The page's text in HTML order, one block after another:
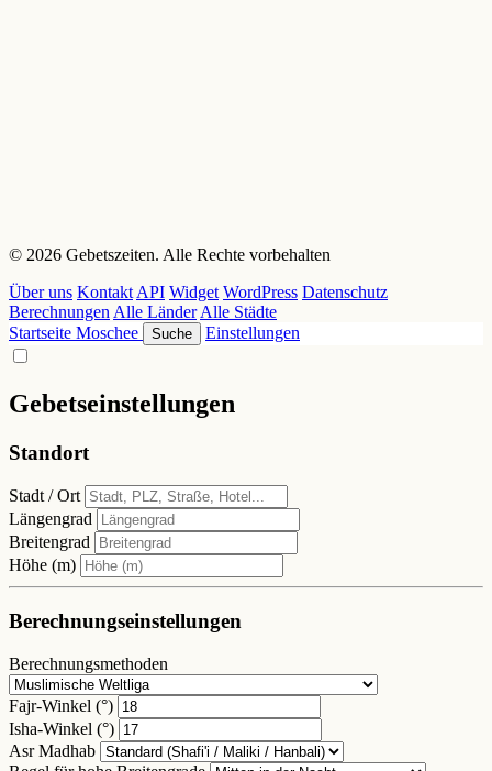
© 2026 Gebetszeiten. Alle Rechte vorbehalten
Über uns Kontakt API Widget WordPress Datenschutz
Berechnungen Alle Länder Alle Städte
Startseite Moschee Suche Einstellungen
Gebetseinstellungen
Standort
Stadt / Ort
Längengrad
Breitengrad
Höhe (m)
Berechnungseinstellungen
Berechnungsmethoden
Fajr-Winkel (°)
Isha-Winkel (°)
Asr Madhab